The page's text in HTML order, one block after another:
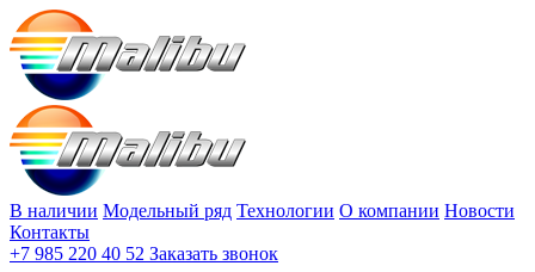
В наличии Модельный ряд Технологии О компании Новости
Контакты
+7 985 220 40 52 Заказать звонок